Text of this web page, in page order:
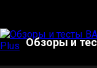
Обзоры и